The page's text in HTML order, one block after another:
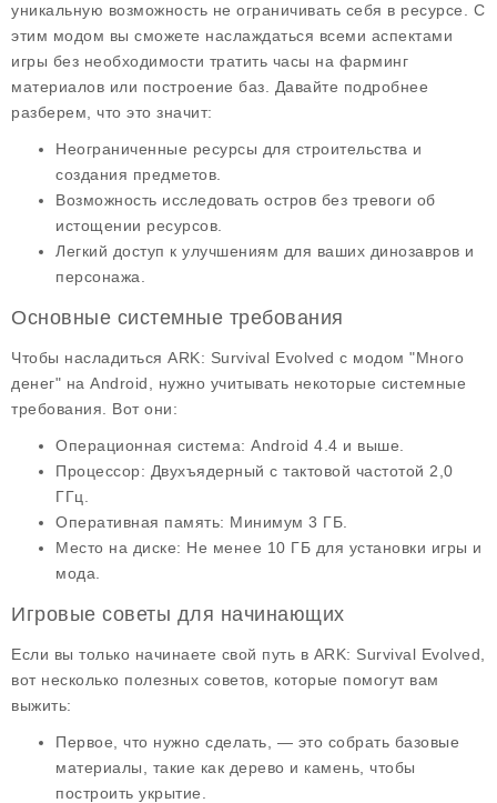
уникальную возможность не ограничивать себя в ресурсе. С
этим модом вы сможете наслаждаться всеми аспектами
игры без необходимости тратить часы на фарминг
материалов или построение баз. Давайте подробнее
разберем, что это значит:
Неограниченные ресурсы для строительства и
создания предметов.
Возможность исследовать остров без тревоги об
истощении ресурсов.
Легкий доступ к улучшениям для ваших динозавров и
персонажа.
Основные системные требования
Чтобы насладиться ARK: Survival Evolved с модом "Много
денег" на Android, нужно учитывать некоторые системные
требования . Вот они:
Операционная система: Android 4.4 и выше.
Процессор: Двухъядерный с тактовой частотой 2,0
ГГц.
Оперативная память: Минимум 3 ГБ.
Место на диске: Не менее 10 ГБ для установки игры и
мода.
Игровые советы для начинающих
Если вы только начинаете свой путь в ARK: Survival Evolved,
вот несколько полезных советов , которые помогут вам
выжить:
Первое, что нужно сделать, — это собрать базовые
материалы, такие как дерево и камень, чтобы
построить укрытие.